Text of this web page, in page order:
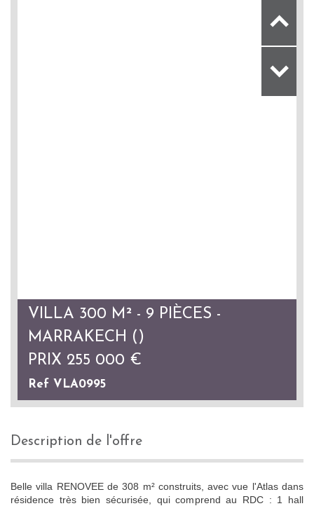
VILLA 300 M² - 9 PIÈCES -
MARRAKECH ()
PRIX 255 000 €
Ref VLA0995
description de l'offre
Belle villa RENOVEE de 308 m² construits, avec vue l'Atlas dans
résidence très bien sécurisée, qui comprend au RDC : 1 hall